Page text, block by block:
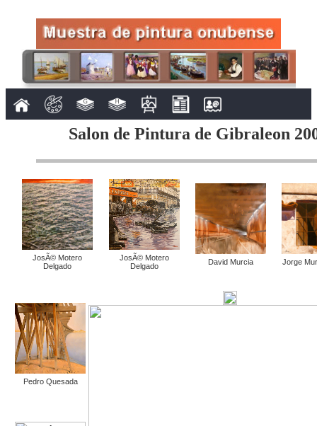
Salon de Pintura de Gibraleon
JosÃ© Motero
Delgado
JosÃ© Motero
Delgado
David Murcia Jorge
Pedro Quesada